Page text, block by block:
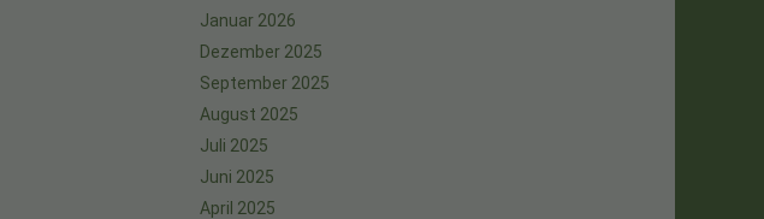
Januar 2026
Dezember 2025
September 2025
August 2025
Juli 2025
Juni 2025
April 2025